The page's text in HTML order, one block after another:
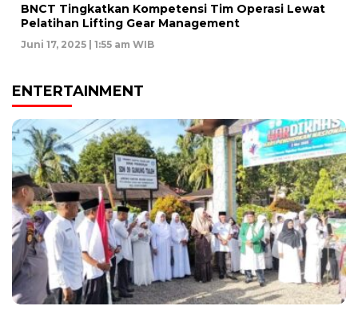
BNCT Tingkatkan Kompetensi Tim Operasi Lewat
Pelatihan Lifting Gear Management
Juni 17, 2025 | 1:55 am WIB
ENTERTAINMENT